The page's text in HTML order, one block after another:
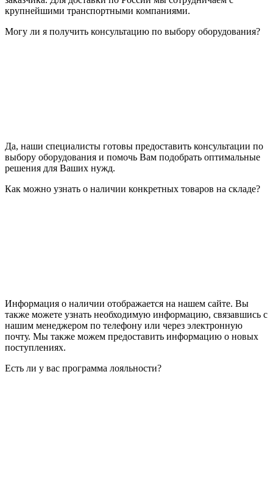
крупнейшими транспортными компаниями.
Могу ли я получить консультацию по выбору оборудования?
Да, наши специалисты готовы предоставить консультации по
выбору оборудования и помочь Вам подобрать оптимальные
решения для Ваших нужд.
Как можно узнать о наличии конкретных товаров на складе?
Информация о наличии отображается на нашем сайте. Вы
также можете узнать необходимую информацию, связавшись с
нашим менеджером по телефону или через электронную
почту. Мы также можем предоставить информацию о новых
поступлениях.
Есть ли у вас программа лояльности?